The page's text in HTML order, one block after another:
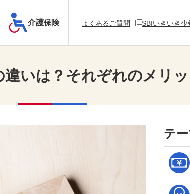
介護保険 よくあるご質問 新規ウィンドウを
SBIいきいき少
違いは？それぞれのメリ
テ